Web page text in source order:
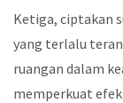
Ketiga, ciptakan
yang terlalu
ruangan dalam
memperkuat